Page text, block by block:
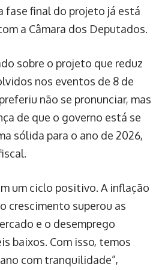
fase final do projeto já está
a Câmara dos Deputados.
sobre o projeto que reduz
nos eventos de 8 de
não se pronunciar, mas
de que o governo está se
sólida para o ano de 2026,
um ciclo positivo. A inflação
crescimento superou as
e o desemprego
baixos. Com isso, temos
com tranquilidade”,